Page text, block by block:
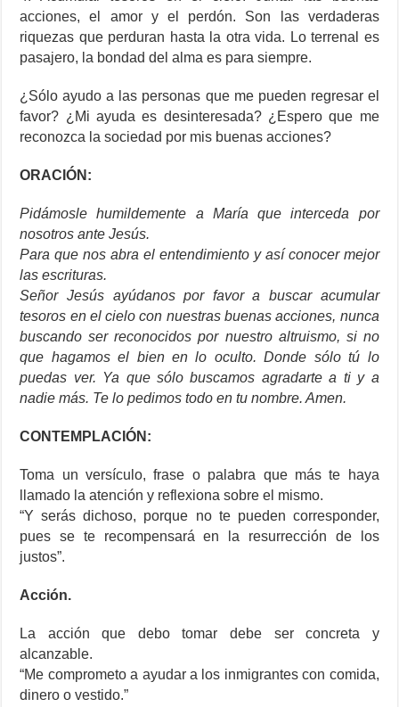
acciones, el amor y el perdón. Son las verdaderas
riquezas que perduran hasta la otra vida. Lo terrenal es
pasajero, la bondad del alma es para siempre.
¿Sólo ayudo a las personas que me pueden regresar el
favor? ¿Mi ayuda es desinteresada? ¿Espero que me
reconozca la sociedad por mis buenas acciones?
ORACIÓN:
Pidámosle humildemente a María que interceda por
nosotros ante Jesús.
Para que nos abra el entendimiento y así conocer mejor
las escrituras.
Señor Jesús ayúdanos por favor a buscar acumular
tesoros en el cielo con nuestras buenas acciones, nunca
buscando ser reconocidos por nuestro altruismo, si no
que hagamos el bien en lo oculto. Donde sólo tú lo
puedas ver. Ya que sólo buscamos agradarte a ti y a
nadie más. Te lo pedimos todo en tu nombre. Amen.
CONTEMPLACIÓN:
Toma un versículo, frase o palabra que más te haya
llamado la atención y reflexiona sobre el mismo.
“Y serás dichoso, porque no te pueden corresponder,
pues se te recompensará en la resurrección de los
justos”.
Acción.
La acción que debo tomar debe ser concreta y
alcanzable.
“Me comprometo a ayudar a los inmigrantes con comida,
dinero o vestido.”